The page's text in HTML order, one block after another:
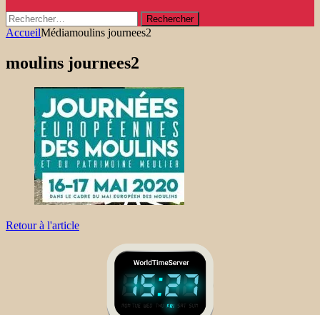
Rechercher :
AccueilMédiamoulins journees2
moulins journees2
Retour à l'article